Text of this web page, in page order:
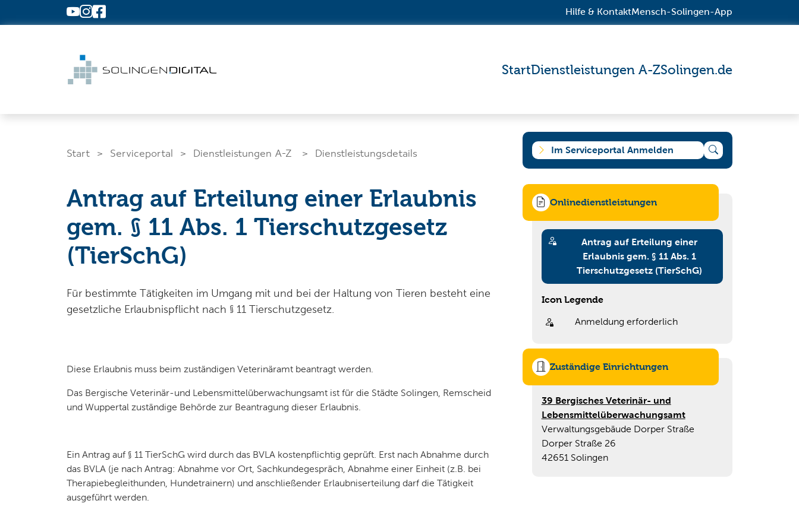
Zum Hauptinhalt springen Hilfe & KontaktMensch-Solingen-App
StartDienstleistungen A-ZSolingen.de
Start Serviceportal Dienstleistungen A-Z Dienstleistungsdetails Im Serviceportal Anmelden
Was suchen Sie? Wo wollen Sie suchen?
Antrag auf Erteilung einer Erlaubnis
gem. § 11 Abs. 1 Tierschutzgesetz
(TierSchG)
Für bestimmte Tätigkeiten im Umgang mit und bei der Haltung von Tieren besteht eine
gesetzliche Erlaubnispflicht nach § 11 Tierschutzgesetz.
Diese Erlaubnis muss beim zuständigen Veterinäramt beantragt werden.
Das Bergische Veterinär-und Lebensmittelüberwachungsamt ist für die Städte Solingen, Remscheid
und Wuppertal zuständige Behörde zur Beantragung dieser Erlaubnis.
Ein Antrag auf § 11 TierSchG wird durch das BVLA kostenpflichtig geprüft. Erst nach Abnahme durch
das BVLA (je nach Antrag: Abnahme vor Ort, Sachkundegespräch, Abnahme einer Einheit (z.B. bei
Therapiebegleithunden, Hundetrainern) und anschließender Erlaubniserteilung darf die Tätigkeit
ausgeführt werden.
Onlinedienstleistungen
Antrag auf Erteilung einer
Erlaubnis gem. § 11 Abs. 1
Tierschutzgesetz (TierSchG)
Icon Legende
Anmeldung erforderlich
Zuständige Einrichtungen
39 Bergisches Veterinär- und
Lebensmittelüberwachungsamt
Verwaltungsgebäude Dorper Straße
Dorper Straße 26
42651 Solingen